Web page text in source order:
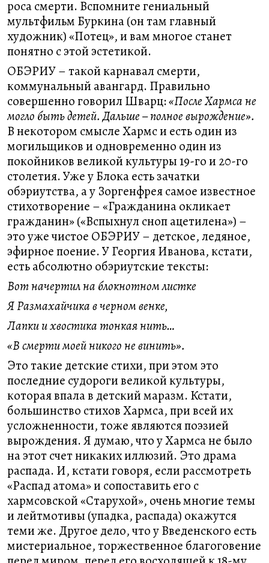
роса смерти. Вспомните гениальный
мультфильм Буркина (он там главный
художник) «Потец», и вам многое станет
понятно с этой эстетикой.
ОБЭРИУ – такой карнавал смерти,
коммунальный авангард. Правильно
совершенно говорил Шварц:«После Хармса не
могло быть детей. Дальше – полное вырождение».
В некотором смысле Хармс и есть один из
могильщиков и одновременно один из
покойников великой культуры 19-го и 20-го
столетия. Уже у Блока есть зачатки
обэриутства, а у Зоргенфрея самое известное
стихотворение – «Гражданина окликает
гражданин» («Вспыхнул сноп ацетилена») –
это уже чистое ОБЭРИУ – детское, ледяное,
эфирное поение. У Георгия Иванова, кстати,
есть абсолютно обэриутские тексты:
Вот начертил на блокнотном листке
Я Размахайчика в черном венке,
Лапки и хвостика тонкая нить…
«В смерти моей никого не винить».
Это такие детские стихи, при этом это
последние судороги великой культуры,
которая впала в детский маразм. Кстати,
большинство стихов Хармса, при всей их
усложненности, тоже являются поэзией
вырождения. Я думаю, что у Хармса не было
на этот счет никаких иллюзий. Это драма
распада. И, кстати говоря, если рассмотреть
«Распад атома» и сопоставить его с
хармсовской «Старухой», очень многие темы
и лейтмотивы (упадка, распада) окажутся
теми же. Другое дело, что у Введенского есть
мистериальное, торжественное благоговение